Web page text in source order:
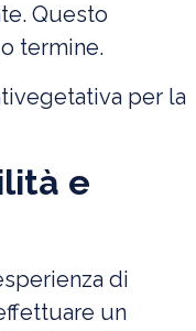
Questo
termine.
per la
e
di
un